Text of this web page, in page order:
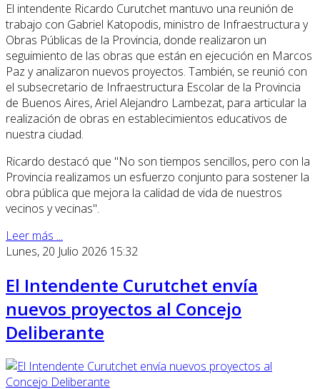
El intendente Ricardo Curutchet mantuvo una reunión de
trabajo con Gabriel Katopodis, ministro de Infraestructura y
Obras Públicas de la Provincia, donde realizaron un
seguimiento de las obras que están en ejecución en Marcos
Paz y analizaron nuevos proyectos. También, se reunió con
el subsecretario de Infraestructura Escolar de la Provincia
de Buenos Aires, Ariel Alejandro Lambezat, para articular la
realización de obras en establecimientos educativos de
nuestra ciudad.
Ricardo destacó que "No son tiempos sencillos, pero con la
Provincia realizamos un esfuerzo conjunto para sostener la
obra pública que mejora la calidad de vida de nuestros
vecinos y vecinas".
Leer más ...
Lunes, 20 Julio 2026 15:32
El Intendente Curutchet envía
nuevos proyectos al Concejo
Deliberante